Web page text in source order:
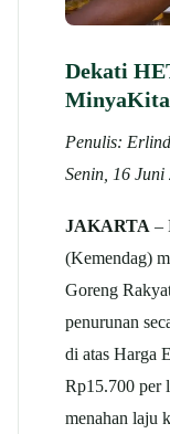
Dekati
MinyaKita
Penulis:
Senin, 16 Juni
JAKARTA –
(Kemendag)
Goreng
penurunan
di atas Harga
Rp15.700 per
menahan laju